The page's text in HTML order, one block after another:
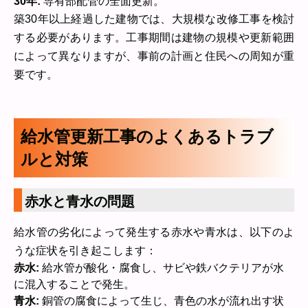
築30年以上経過した建物では、大規模な改修工事を検討
する必要があります。工事期間は建物の規模や更新範囲
によって異なりますが、事前の計画と住民への周知が重
要です。
給水管更新工事のよくあるトラブ
ルと対策
赤水と青水の問題
給水管の劣化によって発生する赤水や青水は、以下のよ
うな症状を引き起こします：
赤水: 給水管が酸化・腐食し、サビや鉄バクテリアが水
に混入することで発生。
青水: 銅管の腐食によって生じ、青色の水が流れ出す状